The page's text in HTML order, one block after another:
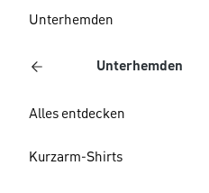
Unterhemden
Unterhemden
Alles entdecken
Kurzarm-Shirts